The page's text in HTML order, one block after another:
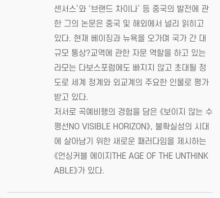
센서스’와 ‘브랜드 차이나’ 등 중국의 발전에 관
한 그의 논문은 중국 및 해외에서 널리 읽히고
있다. 현재 베이징과 뉴욕을 오가며 국가 간 대
규모 통상?교역에 관한 자문 역할을 하고 있는
라모는 다보스포럼에도 빠지지 않고 초대될 정
도로 세계 정계와 외교계의 주요한 인물로 평가
받고 있다.
저서로 곡예비행의 경험을 담은 《보이지 않는 수
평선NO VISIBLE HORIZON》, 불확실성의 시대
에 살아남기 위한 새로운 패러다임을 제시하는
《언싱커블 에이지THE AGE OF THE UNTHINK
ABLE》가 있다.